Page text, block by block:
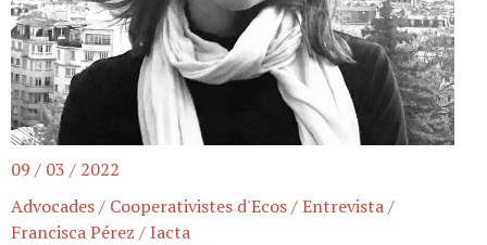
09 / 03 / 2022
Advocades/ Cooperativistes d'Ecos/Entrevista/
Francisca Pérez /Iacta